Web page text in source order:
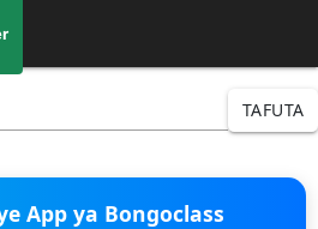
TAFUTA
App ya Bongoclass